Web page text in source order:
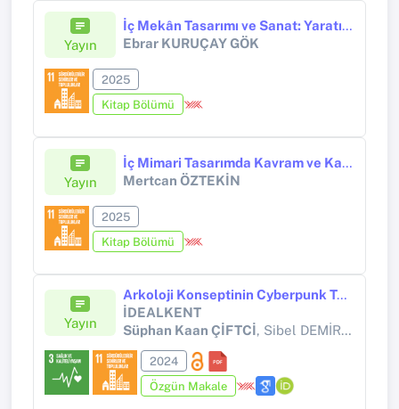
Yayın
İç Mekân Tasarımı ve Sanat: Yaratıcı Uygulamalarda Sezgisellik ve İçsellik
Ebrar KURUÇAY GÖK
2025
Kitap Bölümü
Yayın
İç Mimari Tasarımda Kavram ve Kavrama Sürecinde Teknoloji
Mertcan ÖZTEKİN
2025
Kitap Bölümü
Yayın
Arkoloji Konseptinin Cyberpunk Türünde Yansımaları
İDEALKENT
Süphan Kaan ÇİFTCİ, Sibel DEMİRARSLAN
2024
Özgün Makale